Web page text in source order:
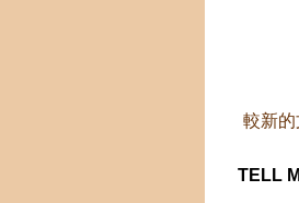
較新
TELL